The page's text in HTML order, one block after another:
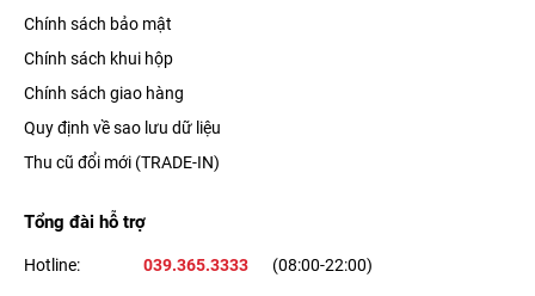
Chính sách bảo mật
Chính sách khui hộp
Chính sách giao hàng
Quy định về sao lưu dữ liệu
Thu cũ đổi mới (TRADE-IN)
Tổng đài hỗ trợ
Hotline: 039.365.3333 (08:00-22:00)